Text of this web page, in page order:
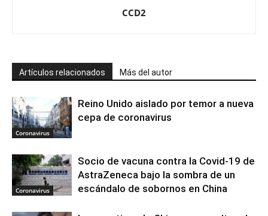
CCD2
Artículos relacionados Más del autor
Coronavirus
Reino Unido aislado por temor a nueva
cepa de coronavirus
Coronavirus
Socio de vacuna contra la Covid-19 de
AstraZeneca bajo la sombra de un
escándalo de sobornos en China